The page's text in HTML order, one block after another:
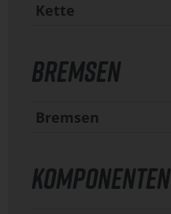
Kette
BREMSEN
Bremsen
KOMPONENTEN